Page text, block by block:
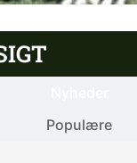
Populære